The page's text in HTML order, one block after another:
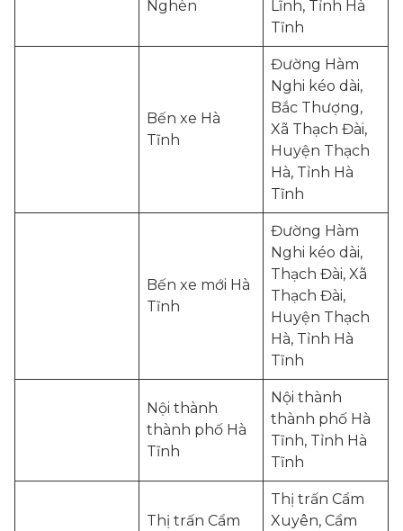
Nghèn
Lĩnh, Tỉnh Hà
Tĩnh
Bến xe Hà
Tĩnh
Đường Hàm
Nghi kéo dài,
Bắc Thượng,
Xã Thạch Đài,
Huyện Thạch
Hà, Tỉnh Hà
Tĩnh
Bến xe mới Hà
Tĩnh
Đường Hàm
Nghi kéo dài,
Thạch Đài, Xã
Thạch Đài,
Huyện Thạch
Hà, Tỉnh Hà
Tĩnh
Nội thành
thành phố Hà
Tĩnh
Nội thành
thành phố Hà
Tĩnh, Tỉnh Hà
Tĩnh
Thị trấn Cẩm
Thị trấn Cẩm
Xuyên, Cẩm